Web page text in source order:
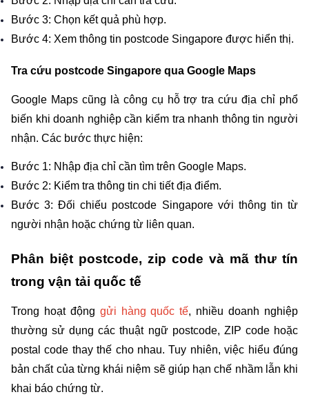
Bước 3: Chọn kết quả phù hợp.
Bước 4: Xem thông tin postcode Singapore được hiển thị.
Tra cứu postcode Singapore qua Google Maps
Google Maps cũng là công cụ hỗ trợ tra cứu địa chỉ phổ
biến khi doanh nghiệp cần kiểm tra nhanh thông tin người
nhận. Các bước thực hiện:
Bước 1: Nhập địa chỉ cần tìm trên Google Maps.
Bước 2: Kiểm tra thông tin chi tiết địa điểm.
Bước 3: Đối chiếu postcode Singapore với thông tin từ
người nhận hoặc chứng từ liên quan.
Phân biệt postcode, zip code và mã thư tín
trong vận tải quốc tế
Trong hoạt động gửi hàng quốc tế, nhiều doanh nghiệp
thường sử dụng các thuật ngữ postcode, ZIP code hoặc
postal code thay thế cho nhau. Tuy nhiên, việc hiểu đúng
bản chất của từng khái niệm sẽ giúp hạn chế nhầm lẫn khi
khai báo chứng từ.